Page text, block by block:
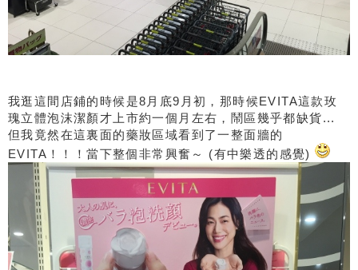
我逛這間店鋪的時候是8月底9月初，那時候EVITA這款玫
瑰立體泡沫潔顏才上市約一個月左右，鬧區幾乎都缺貨...
但我竟然在這裏面的藥妝區域看到了一整面牆的
EVITA！！！當下整個非常興奮～ (有中樂透的感覺)